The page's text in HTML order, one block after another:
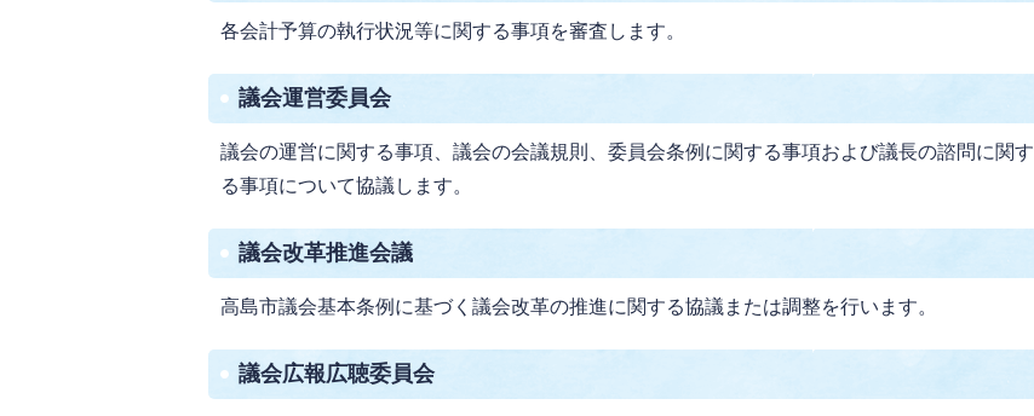
各会計予算の執行状況等に関する事項を審査します。
議会運営委員会
議会の運営に関する事項、議会の会議規則、委員会条例に関する事項および議長の諮問に関す
る事項について協議します。
議会改革推進会議
高島市議会基本条例に基づく議会改革の推進に関する協議または調整を行います。
議会広報広聴委員会